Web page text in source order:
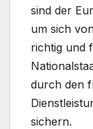
sind der
um sich
richtig und
durch den
sichern.